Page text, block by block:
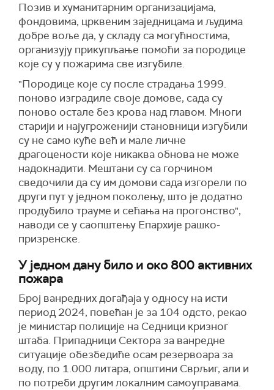
Позив и хуманитарним организацијама,
фондовима, црквеним заједницама и људима
добре воље да, у складу са могућностима,
организују прикупљање помоћи за породице
које су у пожарима све изгубиле.
"Породице које су после страдања 1999.
поново изградиле своје домове, сада су
поново остале без крова над главом. Многи
старији и најугроженији становници изгубили
су не само куће већ и мале личне
драгоцености које никаква обнова не може
надокнадити. Мештани су са горчином
сведочили да су им домови сада изгорели по
други пут у једном поколењу, што је додатно
продубило трауме и сећања на прогонство",
наводи се у саопштењу Епархије рашко-
призренске.
У једном дану било и око 800 активних
пожара
Број ванредних догађаја у односу на исти
период 2024, повећан је за 104 одсто, рекао
је министар полиције на Седници кризног
штаба. Припадници Сектора за ванредне
ситуације обезбедиће осам резервоара за
воду, по 1.000 литара, општини Сврљиг, али и
по потреби другим локалним самоуправама.